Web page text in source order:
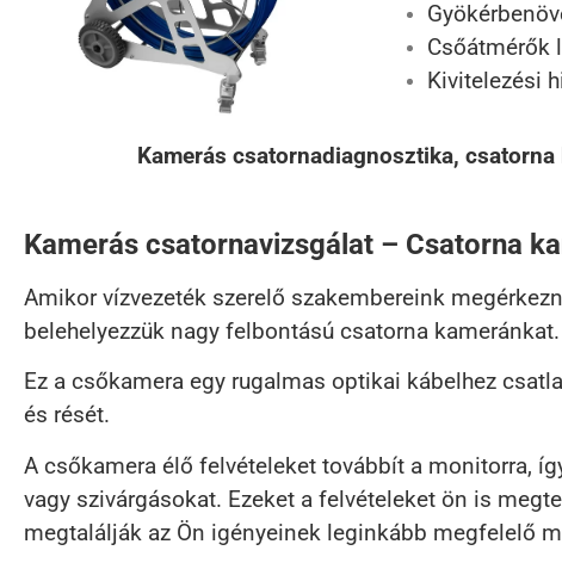
Csőátmérők
Kivitelezési
Kamerás csatornadiagnosztika,
Kamerás csatornavizsgálat – Csatorna
Amikor vízvezeték szerelő szakembereink
belehelyezzük nagy felbontású csatorna kameránkat.
Ez a csőkamera egy rugalmas optikai kábelhez
és rését.
A csőkamera élő felvételeket továbbít a monitorra,
vagy szivárgásokat. Ezeket a felvételeket ön is
megtalálják az Ön igényeinek leginkább megfelelő